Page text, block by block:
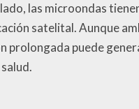
las microondas
satelital. Aunque
prolongada puede